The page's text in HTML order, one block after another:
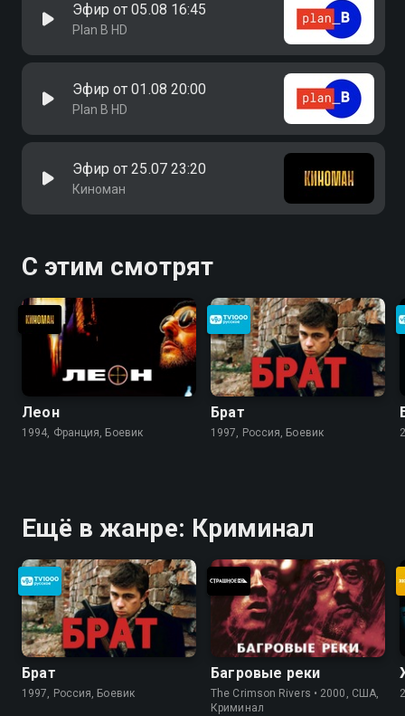
Эфир от 05.08 16:45
Plan B HD
Эфир от 01.08 20:00
Plan B HD
Эфир от 25.07 23:20
Киноман
С этим смотрят
Леон
1994, Франция, Боевик
Брат
1997, Россия, Боевик
Ещё в жанре: Криминал
Брат
1997, Россия, Боевик
Багровые реки
The Crimson Rivers • 2000, США,
Криминал